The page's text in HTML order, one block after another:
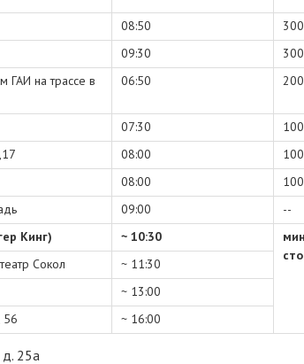
08:50
09:30
ГАИ на трассе в
06:50
07:30
08:00
08:00
09:00
--
Кинг)
~ 10:30
Сокол
~ 11:30
~ 13:00
56 ~ 16:00
д. 25а